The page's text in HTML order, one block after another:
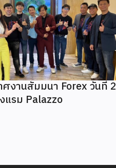
งานสัมมนา Forex วันที่ 2
แรม Palazzo